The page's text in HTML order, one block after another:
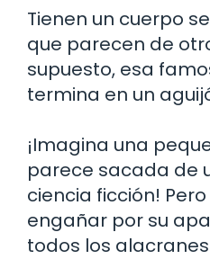
Tienen un cuerpo
que parecen de
supuesto, esa
termina en un
¡Imagina una
parece sacada de
ciencia ficción!
engañar por su
todos los